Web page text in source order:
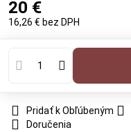
20 €
16,26 € bez DPH
Pridať k Obľúbeným
Doručenia